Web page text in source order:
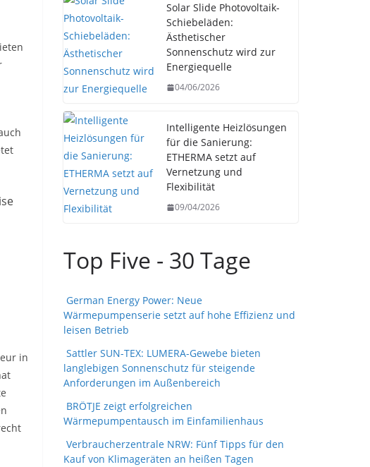
in
Solar Slide Photovoltaik-
Schiebeläden:
Ästhetischer
Sonnenschutz wird zur
Energiequelle
04/06/2026
Intelligente Heizlösungen
für die Sanierung:
ETHERMA setzt auf
Vernetzung und
Flexibilität
09/04/2026
Top Five - 30 Tage
German Energy Power: Neue
Wärmepumpenserie setzt auf hohe Effizienz und
leisen Betrieb
Sattler SUN-TEX: LUMERA-Gewebe bieten
langlebigen Sonnenschutz für steigende
Anforderungen im Außenbereich
BRÖTJE zeigt erfolgreichen
Wärmepumpentausch im Einfamilienhaus
Verbraucherzentrale NRW: Fünf Tipps für den
Kauf von Klimageräten an heißen Tagen